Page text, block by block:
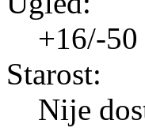
+16/-50
Starost:
Nije